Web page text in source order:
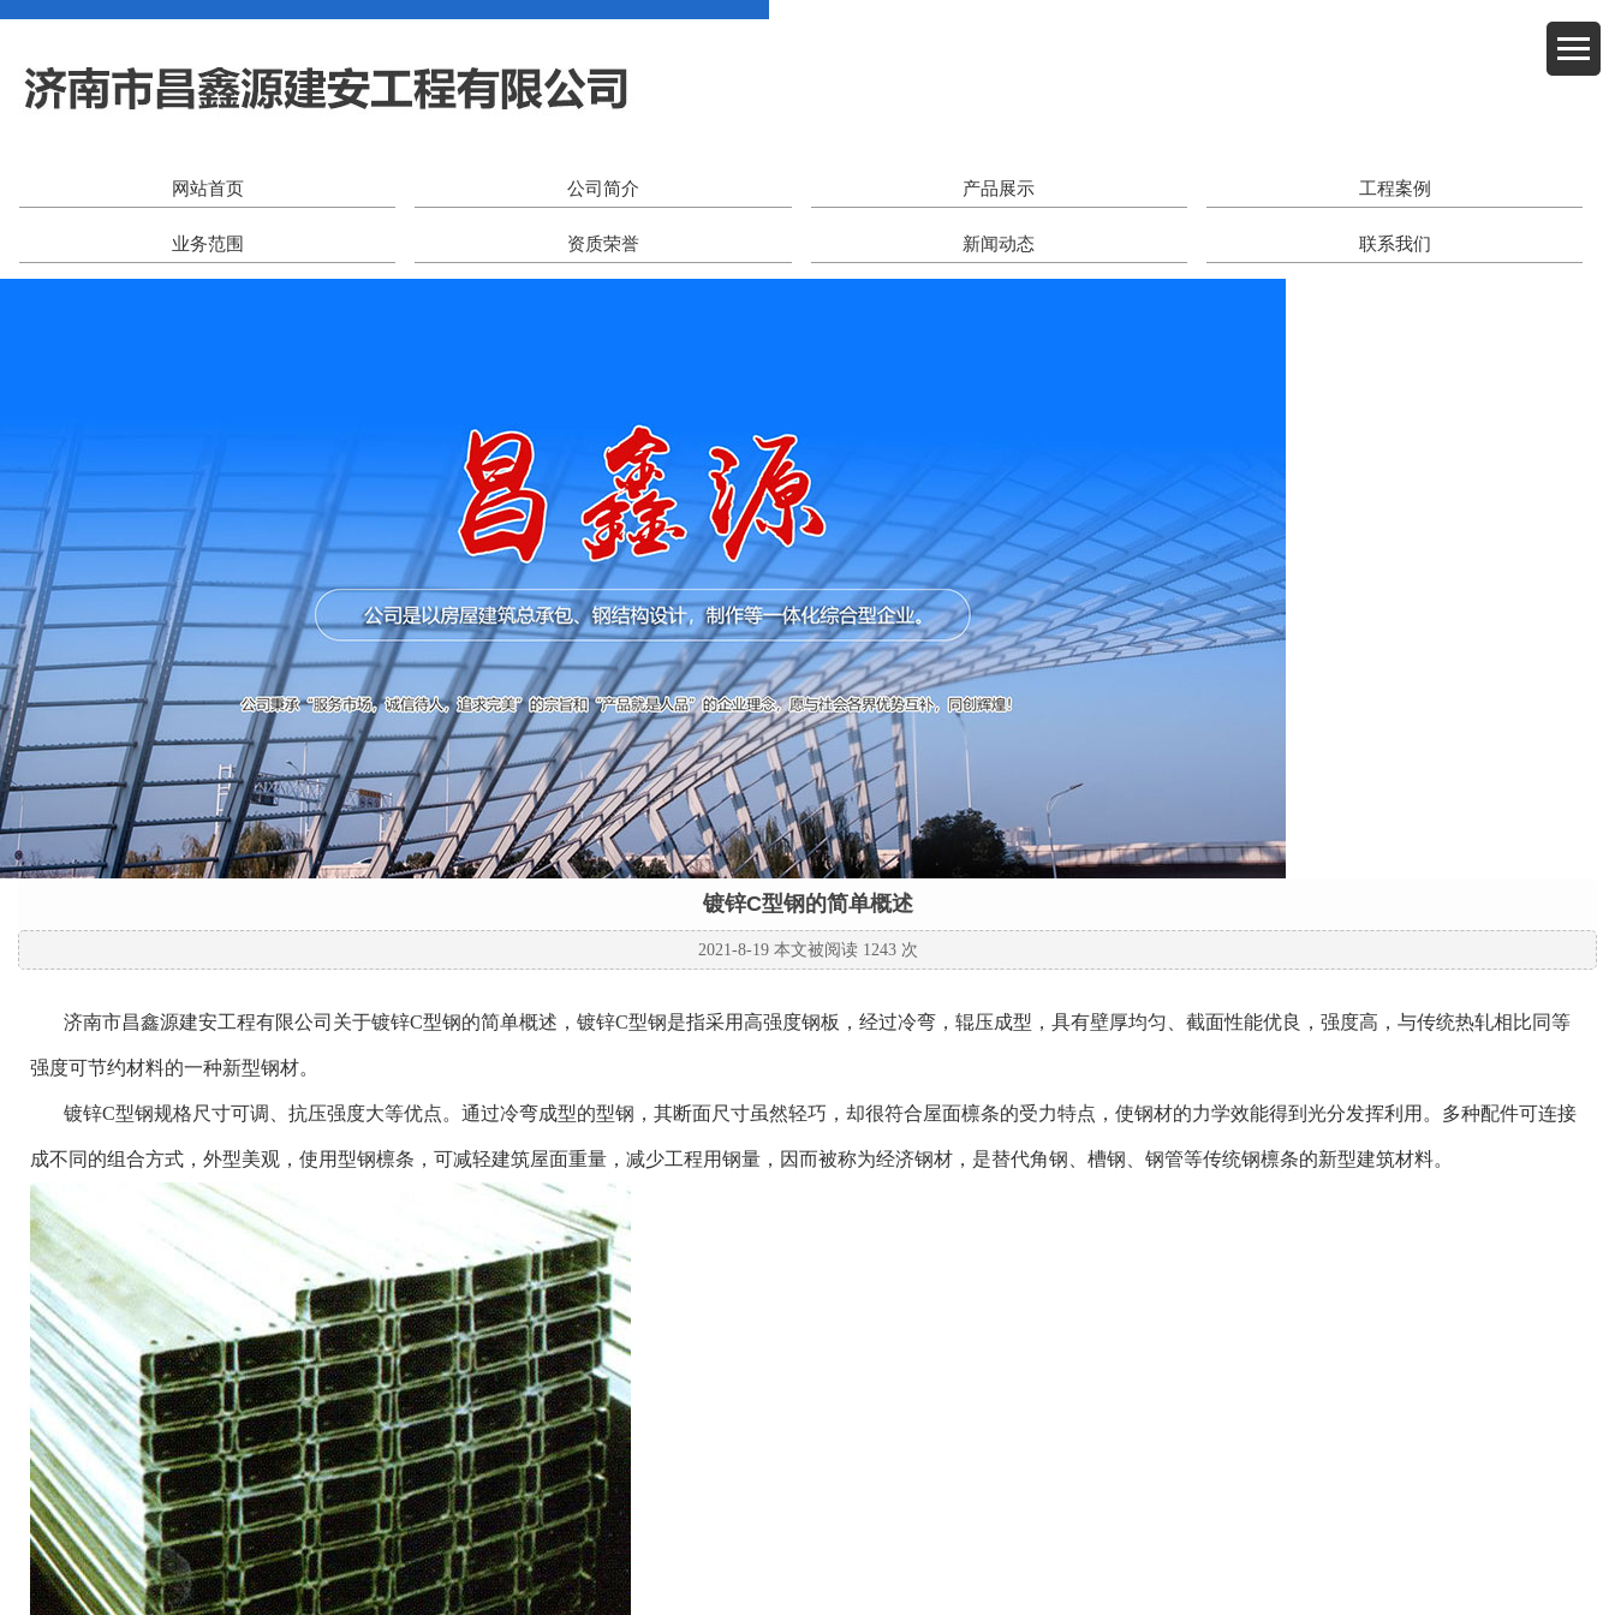
网站首页 公司简介 产品展示 工程案例
业务范围 资质荣誉 新闻动态 联系我们
镀锌C型钢的简单概述
2021-8-19 本文被阅读 1243 次
济南市昌鑫源建安工程有限公司关于镀锌C型钢的简单概述，镀锌C型钢是指采用高强度钢板，经过冷弯，辊压成型，具有壁厚均匀、截面性能优良，强度高，与传统热轧相比同等
强度可节约材料的一种新型钢材。
镀锌C型钢规格尺寸可调、抗压强度大等优点。通过冷弯成型的型钢，其断面尺寸虽然轻巧，却很符合屋面檩条的受力特点，使钢材的力学效能得到光分发挥利用。多种配件可连接
成不同的组合方式，外型美观，使用型钢檩条，可减轻建筑屋面重量，减少工程用钢量，因而被称为经济钢材，是替代角钢、槽钢、钢管等传统钢檩条的新型建筑材料。